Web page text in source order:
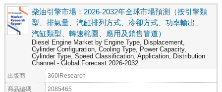
柴油引擎市場：2026-2032年全球市場預測（按引擎類
型、排氣量、汽缸排列方式、冷卻方式、功率輸出、
汽缸類型、轉速範圍、應用及銷售管道）
Diesel Engine Market by Engine Type, Displacement,
Cylinder Configuration, Cooling Type, Power Capacity,
Cylinder Type, Speed Classification, Application, Distribution
Channel - Global Forecast 2026-2032
出版商 360iResearch
商品編碼 2085465